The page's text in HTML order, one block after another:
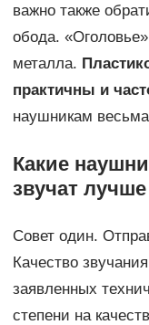
важно также
обода.
металла.
практичны и
наушникам
Какие
звучат лучше
Совет один.
Качество
заявленных
степени на